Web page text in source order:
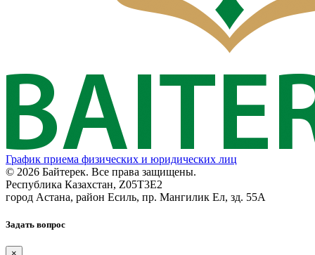
График приема физических и юридических лиц
© 2026 Байтерек. Все права защищены.
Республика Казахстан, Z05T3E2
город Астана, район Есиль, пр. Мангилик Ел, зд. 55А
Задать вопрос